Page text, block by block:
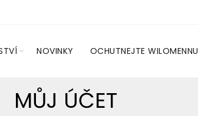
NOVINKY OCHUTNEJTE WILOMENNU
MŮJ ÚČET